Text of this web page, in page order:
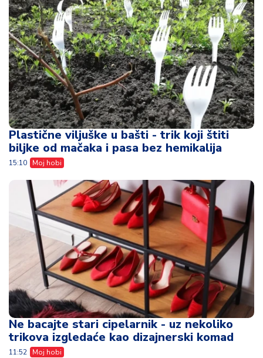
Plastične viljuške u bašti - trik koji štiti
biljke od mačaka i pasa bez hemikalija
15:10 Moj hobi
Ne bacajte stari cipelarnik - uz nekoliko
trikova izgledaće kao dizajnerski komad
11:52 Moj hobi